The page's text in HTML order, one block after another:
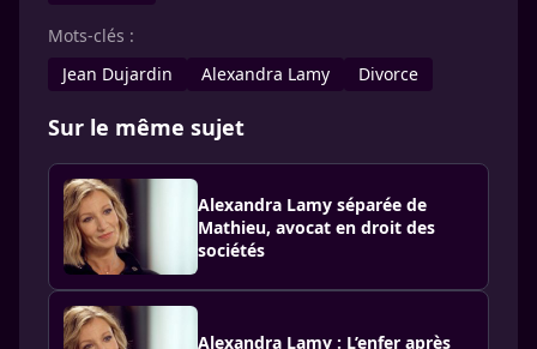
Mots-clés :
Jean Dujardin
Alexandra Lamy Divorce
Sur le même sujet
Alexandra Lamy séparée de
Mathieu, avocat en droit des
sociétés
Alexandra Lamy : L’enfer après